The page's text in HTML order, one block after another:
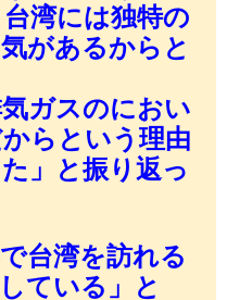
湾には独特の
があるからと
ガスのにおい
らという理由
」と振り返っ
台湾を訪れる
ている」と